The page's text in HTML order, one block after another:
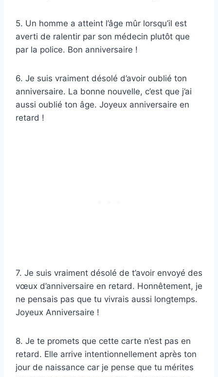
5. Un homme a atteint l’âge mûr lorsqu’il est
averti de ralentir par son médecin plutôt que
par la police. Bon anniversaire !
6. Je suis vraiment désolé d’avoir oublié ton
anniversaire. La bonne nouvelle, c’est que j’ai
aussi oublié ton âge. Joyeux anniversaire en
retard !
7. Je suis vraiment désolé de t’avoir envoyé des
vœux d’anniversaire en retard. Honnêtement, je
ne pensais pas que tu vivrais aussi longtemps.
Joyeux Anniversaire !
8. Je te promets que cette carte n’est pas en
retard. Elle arrive intentionnellement après ton
jour de naissance car je pense que tu mérites